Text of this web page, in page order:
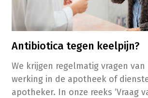
Antibiotica tegen keelpijn?
We krijgen regelmatig vragen
werking in de apotheek of
apotheker. In onze reeks ‘Vraag